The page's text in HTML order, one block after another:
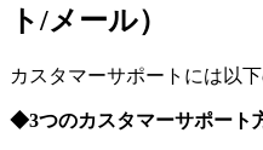
ト/メール）
カスタマーサポートには以
◆3つのカスタマーサポート